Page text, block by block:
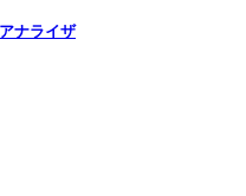
ナライザ